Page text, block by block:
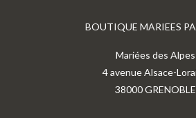
BOUTIQUE MARIEES
Mariées des Alpes
4 avenue Alsace-
38000 GRENOBLE